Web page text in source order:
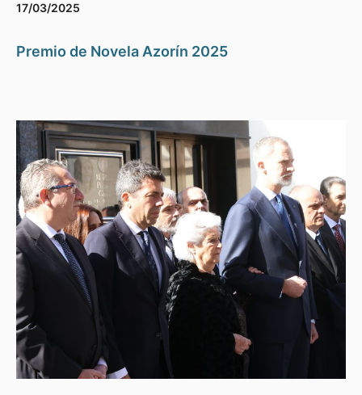
17/03/2025
Premio de Novela Azorín 2025